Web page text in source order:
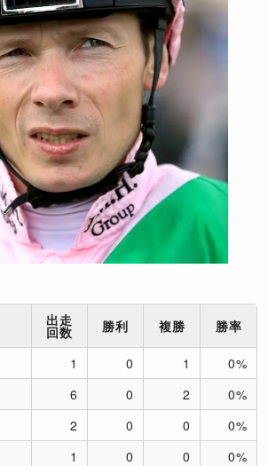
出走
回数 勝利 複勝 勝率
1 0 1
0%
6 0 2
0%
2 0 0
0%
1 0 0
0%